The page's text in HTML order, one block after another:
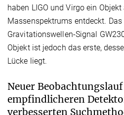
haben LIGO und Virgo ein
Massenspektrums entdeckt.
Gravitationswellen-Signal
Objekt ist jedoch das erste,
Lücke liegt.
Neuer
empfindlicheren
verbesserten